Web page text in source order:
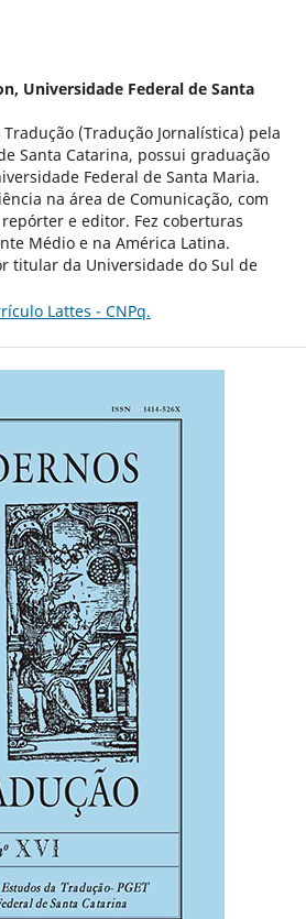
Universidade Federal de Santa
(Tradução Jornalística) pela
Santa Catarina, possui graduação
Federal de Santa Maria.
na área de Comunicação, com
e editor. Fez coberturas
Médio e na América Latina.
titular da Universidade do Sul de
Lattes - CNPq.